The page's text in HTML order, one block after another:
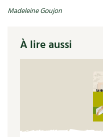
Madeleine Goujon
À lire aussi